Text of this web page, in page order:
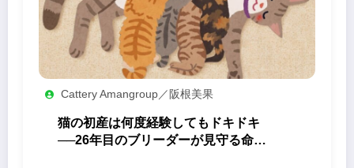
Cattery Amangroup／阪根美果
猫の初産は何度経験してもドキドキ
──26年目のブリーダーが見守る命の